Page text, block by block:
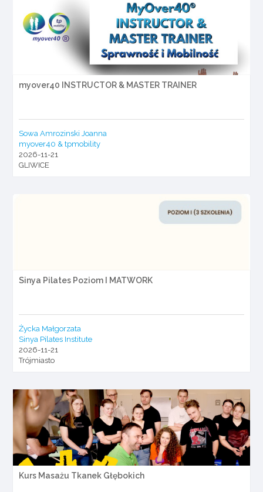
myover40 INSTRUCTOR & MASTER TRAINER
Sowa Amrozinski Joanna
myover40 & tpmobility
2026-11-21
GLIWICE
Sinya Pilates Poziom I MATWORK
Życka Małgorzata
Sinya Pilates Institute
2026-11-21
Trójmiasto
Kurs Masażu Tkanek Głębokich